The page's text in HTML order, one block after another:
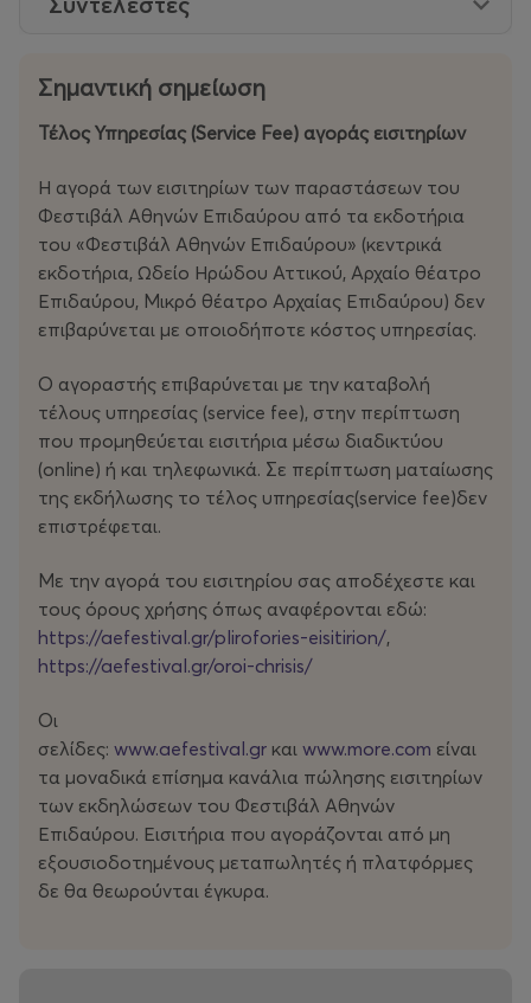
απαγορευμένου φεστιβάλ σαν να προσπαθεί
μορφή μιας χορευτικής παράστασης που λειτουργεί
νεοπαγές υπόστρωμα του φαντασιακού. Μέσα σε αυτό,
ο δημιουργός επιδιώκει να ανασυστήσει τις φιλοδοξίες
εκείνης της γιορτής, την αγάπη του φεστιβάλ για τις
ζωντανές τέχνες και την αυτονομία τους, αλλά και τις
κοινές ρίζες που ξεπερνούν τον περιορισμό των
γεωγραφικών συνόρων.
Στο Shiraz επτά χορευτές κινούνται μαζί και συνάμα
μόνοι σε μια εντυπωσιακή μουσική παρτιτούρα· ένας
παλλόμενος, βιομηχανικός ρυθμός –ενισχυμένος από
μελωδικά στοιχεία της ιρανικής μουσικής παράδοσης–
τους ωθεί σε μια σχεδόν εκστατική, υπνωτική
κατάσταση. Κρατώντας στο μεγαλύτερο μέρος του
έργου την παλάμη κοντά στο πρόσωπό τους, οι
χορευτές κλείνουν το βλέμμα τους μέσα στον ελάχιστο
χώρο μιας μετακίνησης. Και ακριβώς επειδή το βήμα
τους γίνεται μονάδα μέτρησης του
χρόνου, χαράσσοντας ρευστές τροχιές που τους
φέρνουν κοντά σε εφήμερους σχηματισμούς, το έργο
κινείται νομοτελειακά στο παρόν.
Με μια αταλάντευτη προσήλωση στις συνειρμικές
παρορμήσεις που γεννιούνται από τις
κινήσεις των χορευτών, το Shiraz φέρνει στο
προσκήνιο τον χορό ως άσκηση συλλογικής μνήμης· μια
άσκηση αγάπης.
Σημαντική σημείωση
Τέλος Υπηρεσίας (Service Fee) αγοράς εισιτηρίων
Η αγορά των εισιτηρίων των παραστάσεων του
Φεστιβάλ Αθηνών Επιδαύρου από τα εκδοτήρια
του «Φεστιβάλ Αθηνών Επιδαύρου» (κεντρικά
εκδοτήρια, Ωδείο Ηρώδου Αττικού, Αρχαίο θέατρο
Επιδαύρου, Μικρό θέατρο Αρχαίας Επιδαύρου) δεν
επιβαρύνεται με οποιοδήποτε κόστος υπηρεσίας.
Ο αγοραστής επιβαρύνεται με την καταβολή
τέλους υπηρεσίας (service fee), στην περίπτωση
που προμηθεύεται εισιτήρια μέσω διαδικτύου
(οnline) ή και τηλεφωνικά. Σε περίπτωση ματαίωσης
της εκδήλωσης το τέλος υπηρεσίας(service fee)δεν
επιστρέφεται.
Με την αγορά του εισιτηρίου σας αποδέχεστε και
τους όρους χρήσης όπως αναφέρονται εδώ:
https://aefestival.gr/plirofories-eisitirion/,
https://aefestival.gr/oroi-chrisis/
Οι
σελίδες: www.aefestival.gr και www.more.com είναι
τα μοναδικά επίσημα κανάλια πώλησης εισιτηρίων
των εκδηλώσεων του Φεστιβάλ Αθηνών
Επιδαύρου. Εισιτήρια που αγοράζονται από μη
εξουσιοδοτημένους μεταπωλητές ή πλατφόρμες
δε θα θεωρούνται έγκυρα.